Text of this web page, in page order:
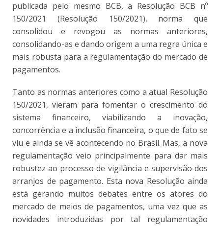
publicada pelo mesmo BCB, a Resolução BCB nº
150/2021 (Resolução 150/2021), norma que
consolidou e revogou as normas anteriores,
consolidando-as e dando origem a uma regra única e
mais robusta para a regulamentação do mercado de
pagamentos.
Tanto as normas anteriores como a atual Resolução
150/2021, vieram para fomentar o crescimento do
sistema financeiro, viabilizando a inovação,
concorrência e a inclusão financeira, o que de fato se
viu e ainda se vê acontecendo no Brasil. Mas, a nova
regulamentação veio principalmente para dar mais
robustez ao processo de vigilância e supervisão dos
arranjos de pagamento. Esta nova Resolução ainda
está gerando muitos debates entre os atores do
mercado de meios de pagamentos, uma vez que as
novidades introduzidas por tal regulamentação